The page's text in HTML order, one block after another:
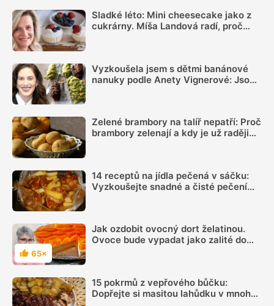
Sladké léto: Mini cheesecake jako z
cukrárny. Míša Landová radí, proč
Vyzkoušela jsem s dětmi banánové
nanuky podle Anety Vignerové: Jsou
Zelené brambory na talíř nepatří: Proč
brambory zelenají a kdy je už raději
14 receptů na jídla pečená v sáčku:
Vyzkoušejte snadné a čisté pečení
Hodnocení
65×
Jak ozdobit ovocný dort želatinou.
Ovoce bude vypadat jako zalité do
15 pokrmů z vepřového bůčku:
Dopřejte si masitou lahůdku v mnoha